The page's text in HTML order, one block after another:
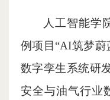
人工智能学
例项目“AI筑梦
数字孪生系统研
安全与油气行业